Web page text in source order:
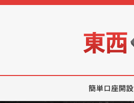
簡単口座開設